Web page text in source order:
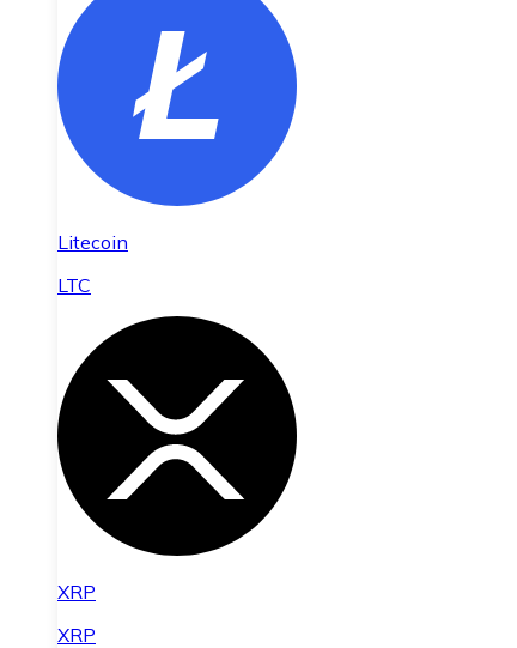
Litecoin
LTC
XRP
XRP